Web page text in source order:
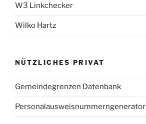
W3 Linkchecker
Wilko Hartz
NÜTZLICHES PRIVAT
Gemeindegrenzen Datenbank
Personalausweisnummerngenerator